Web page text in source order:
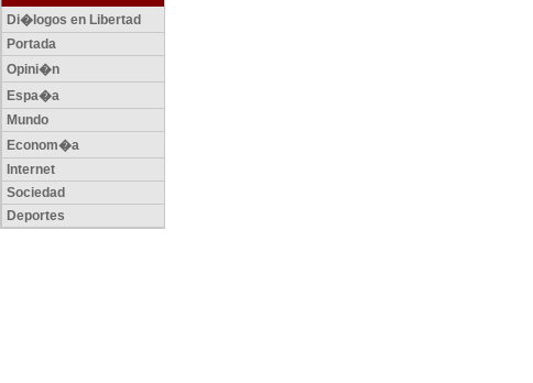
Di�logos en Libertad
Portada
Opini�n
Espa�a
Mundo
Econom�a
Internet
Sociedad
Deportes